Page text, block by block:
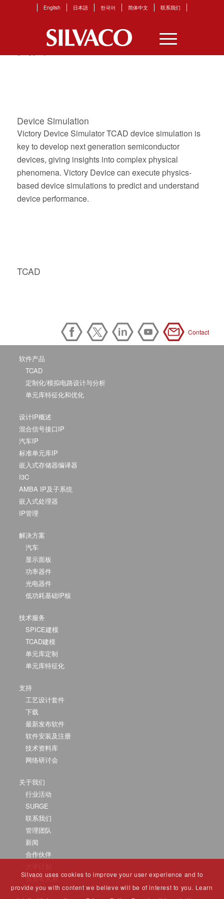
English 日本語 한국어 简体中文 联系我们
页面
Device Simulation
Victory Device Simulator TCAD device simulation is
key to develop next generation semiconductor
devices, giving insights into complex physical
phenomena. Victory Device can execute physics-
based device simulations to predict and understand
device performance.
TCAD
Contact
软件产品
TCAD
定制化/模拟电路设计与分析
单元库特征化和优化
设计IP概述
混合信号接口IP
汽车IP
标准单元库IP
嵌入式存储器编译器
I3C
AMBA IP及子系统
嵌入式处理器
IP管理
解决方案
汽车
显示面板
功率器件
光电器件
低功耗基础IP核
技术服务
SPICE建模
TCAD建模
单元库定制
单元库特征化
支持
工艺设计套件
下载
最新发布软件
软件安装及注册
技术资料库
网络研讨会
关于我们
行业活动
SURGE
联系我们
管理团队
新闻
合作伙伴
投资者关系
Silvaco uses cookies to improve your user experience and to
provide you with content we believe will be of interest to you. Learn